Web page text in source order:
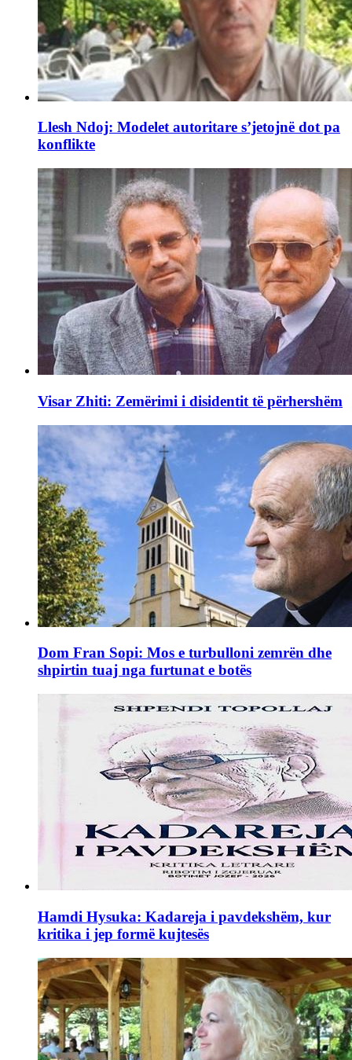
Llesh Ndoj: Modelet autoritare s’jetojnë dot pa
konflikte
Visar Zhiti: Zemërimi i disidentit të përhershëm
Dom Fran Sopi: Mos e turbulloni zemrën dhe
shpirtin tuaj nga furtunat e botës
Hamdi Hysuka: Kadareja i pavdekshëm, kur
kritika i jep formë kujtesës